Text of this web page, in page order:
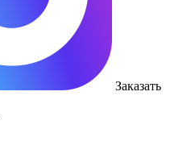
Заказать